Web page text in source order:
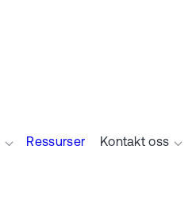
Ressurser Kontakt oss